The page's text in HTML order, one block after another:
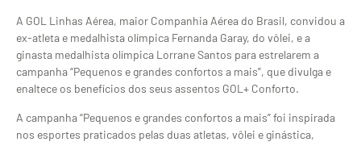
A GOL Linhas Aérea, maior Companhia Aérea do Brasil, convidou a
ex-atleta e medalhista olímpica Fernanda Garay, do vôlei, e a
ginasta medalhista olímpica Lorrane Santos para estrelarem a
campanha “Pequenos e grandes confortos a mais”, que divulga e
enaltece os benefícios dos seus assentos GOL+ Conforto.
A campanha “Pequenos e grandes confortos a mais” foi inspirada
nos esportes praticados pelas duas atletas, vôlei e ginástica,